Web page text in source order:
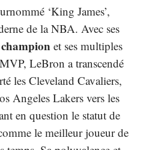
‘King James’,
de la NBA. Avec ses
et ses multiples
LeBron a transcendé
les Cleveland Cavaliers,
Angeles Lakers vers les
en question le statut de
le meilleur joueur de